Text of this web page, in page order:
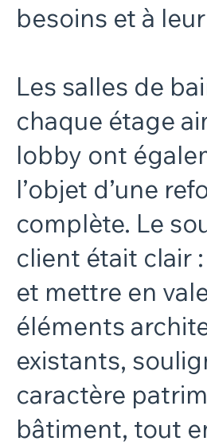
besoins et à
Les salles de
chaque étage
lobby ont
l’objet d’une
complète. Le
client était clair
et mettre en
éléments
existants,
caractère
bâtiment, tout